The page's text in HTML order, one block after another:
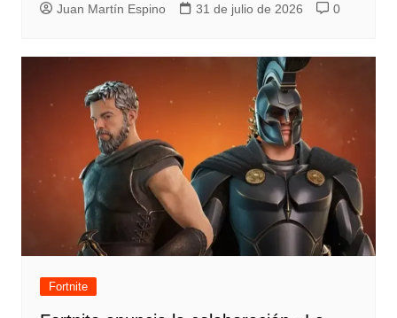
Juan Martín Espino 31 de julio de 2026 0
Fortnite